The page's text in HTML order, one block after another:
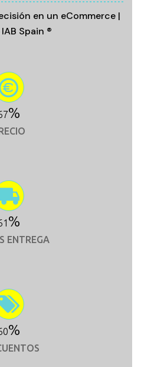
en un eCommerce |
Spain ®
%
%
ENTREGA
%